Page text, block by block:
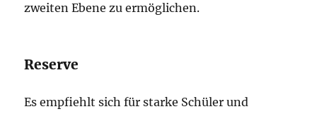
zweiten Ebene zu ermöglichen.
Reserve
Es empfiehlt sich für starke Schüler und